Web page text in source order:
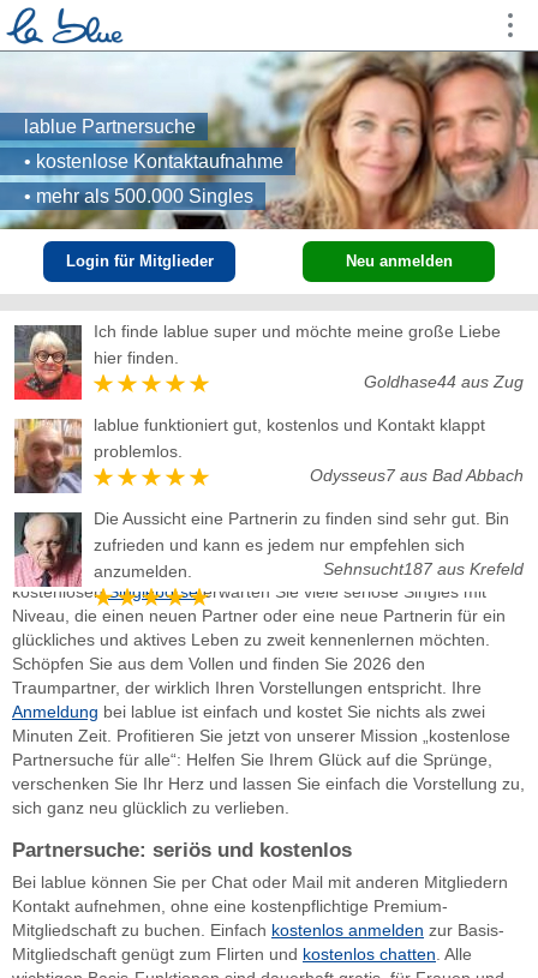
lablue Partnersuche
• kostenlose Kontaktaufnahme
• mehr als 500.000 Singles
Login für Mitglieder Neu anmelden
Ich finde lablue super und möchte meine große Liebe
hier finden.
Goldhase44 aus Zug
lablue funktioniert gut, kostenlos und Kontakt klappt
problemlos.
Odysseus7 aus Bad Abbach
Die Aussicht eine Partnerin zu finden sind sehr gut. Bin
zufrieden und kann es jedem nur empfehlen sich
anzumelden.
Sehnsucht187 aus Krefeld
lablue Partnersuche kostenlos
Seit 2002 sorgen wir mit der lablue Partnersuche für mehr
glückliche Chat-Kontakte und feste Beziehungen. In unserer
kostenlosenSinglebörseerwarten Sie viele seriöse Singles mit
Niveau, die einen neuen Partner oder eine neue Partnerin für ein
glückliches und aktives Leben zu zweit kennenlernen möchten.
Schöpfen Sie aus dem Vollen und finden Sie 2026 den
Traumpartner, der wirklich Ihren Vorstellungen entspricht. Ihre
Anmeldung bei lablue ist einfach und kostet Sie nichts als zwei
Minuten Zeit. Profitieren Sie jetzt von unserer Mission „kostenlose
Partnersuche für alle“: Helfen Sie Ihrem Glück auf die Sprünge,
verschenken Sie Ihr Herz und lassen Sie einfach die Vorstellung zu,
sich ganz neu glücklich zu verlieben.
Partnersuche: seriös und kostenlos
Bei lablue können Sie per Chat oder Mail mit anderen Mitgliedern
Kontakt aufnehmen, ohne eine kostenpflichtige Premium-
Mitgliedschaft zu buchen. Einfach kostenlos anmelden zur Basis-
Mitgliedschaft genügt zum Flirten und kostenlos chatten . Alle